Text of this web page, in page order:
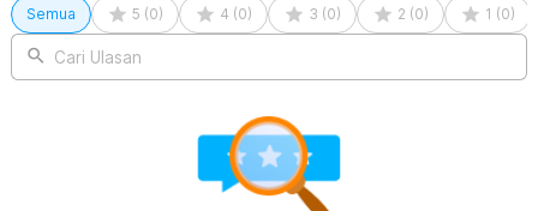
Semua 5 (0) 4 (0) 3 (0) 2 (0) 1 (0)
Cari Ulasan